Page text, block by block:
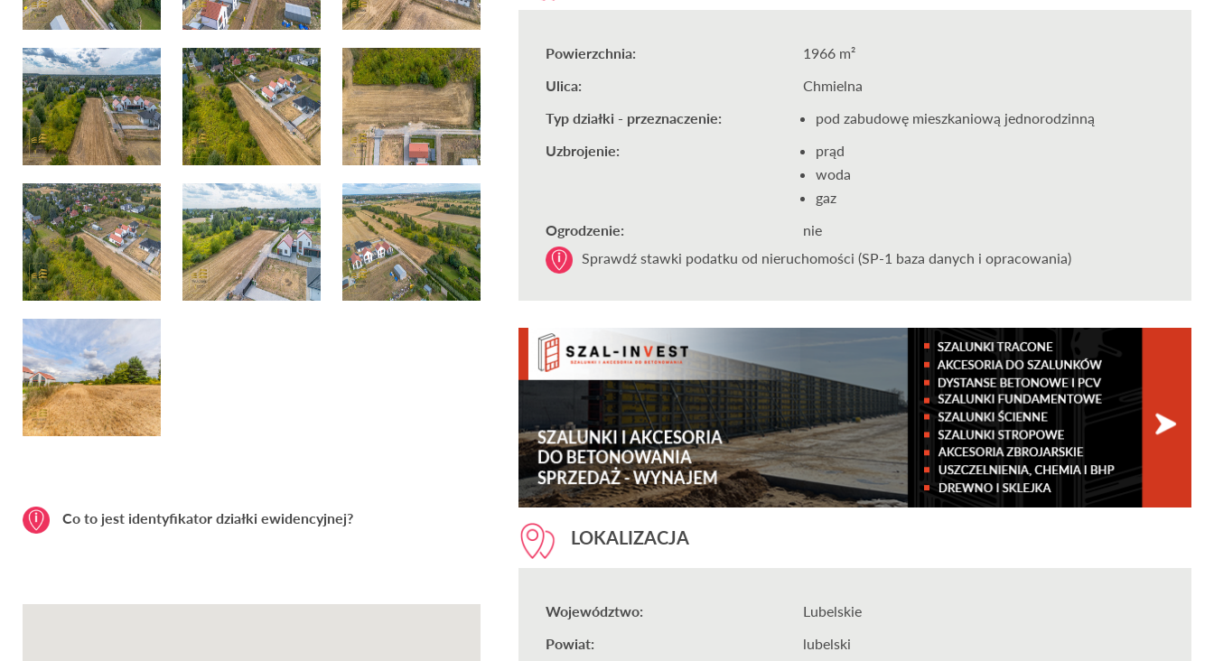
Co to jest identyfikator działki ewidencyjnej?
Powierzchnia:
1966 m²
Ulica:
Chmielna
Typ działki - przeznaczenie:
pod zabudowę mieszkaniową jednorodzinną
Uzbrojenie:
prąd
woda
gaz
Ogrodzenie:
nie
Sprawdź stawki podatku od nieruchomości (SP-1 baza danych i opracowania)
LOKALIZACJA
Województwo:
Lubelskie
Powiat:
lubelski